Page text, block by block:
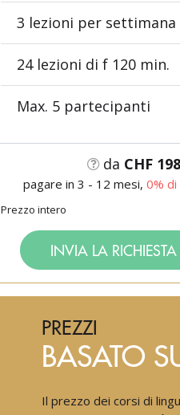
3 lezioni per settimana
24 lezioni di f 120 min.
Max. 5 partecipanti
da CHF
pagare in 3 - 12 mesi, 0% di
Prezzo intero
INVIA LA RICHIESTA
PREZZI
BASATO
Il prezzo dei corsi di